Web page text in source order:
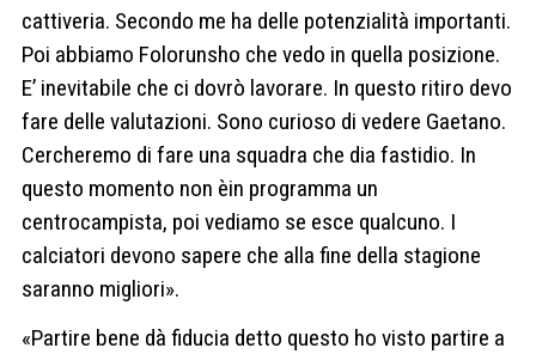
cattiveria. Secondo me ha delle potenzialità importanti.
Poi abbiamo Folorunsho che vedo in quella posizione.
E’ inevitabile che ci dovrò lavorare. In questo ritiro devo
fare delle valutazioni. Sono curioso di vedere Gaetano.
Cercheremo di fare una squadra che dia fastidio. In
questo momento non èin programma un
centrocampista, poi vediamo se esce qualcuno. I
calciatori devono sapere che alla fine della stagione
saranno migliori».
«Partire bene dà fiducia detto questo ho visto partire a